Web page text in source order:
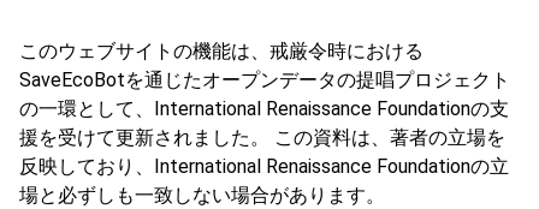
このウェブサイトの機能は、戒厳令時における
SaveEcoBotを通じたオープンデータの提唱プロジェクト
の一環として、International Renaissance Foundationの支
援を受けて更新されました。 この資料は、著者の立場を
反映しており、International Renaissance Foundationの立
場と必ずしも一致しない場合があります。